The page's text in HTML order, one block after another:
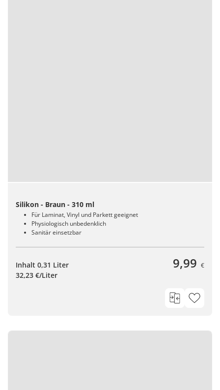
Silikon - Braun - 310 ml
Für Laminat, Vinyl und Parkett geeignet
Physiologisch unbedenklich
Sanitär einsetzbar
Inhalt 0,31 Liter
32,23 €/Liter
9,99 €